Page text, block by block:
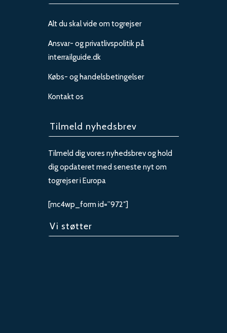
Alt du skal vide om togrejser
Ansvar- og privatlivspolitik på
interrailguide.dk
Købs- og handelsbetingelser
Kontakt os
Tilmeld nyhedsbrev
Tilmeld dig vores nyhedsbrev og hold
dig opdateret med seneste nyt om
togrejser i Europa
[mc4wp_form id=”972″]
Vi støtter